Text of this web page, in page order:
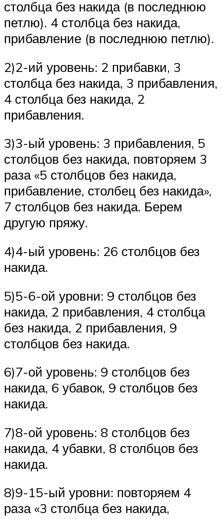
столбца без накида (в последнюю
петлю). 4 столбца без накида,
прибавление (в последнюю петлю).
2)2-ий уровень: 2 прибавки, 3
столбца без накида, 3 прибавления,
4 столбца без накида, 2
прибавления.
3)3-ый уровень: 3 прибавления, 5
столбцов без накида, повторяем 3
раза «5 столбцов без накида,
прибавление, столбец без накида»,
7 столбцов без накида. Берем
другую пряжу.
4)4-ый уровень: 26 столбцов без
накида.
5)5-6-ой уровни: 9 столбцов без
накида, 2 прибавления, 4 столбца
без накида, 2 прибавления, 9
столбцов без накида.
6)7-ой уровень: 9 столбцов без
накида, 6 убавок, 9 столбцов без
накида.
7)8-ой уровень: 8 столбцов без
накида, 4 убавки, 8 столбцов без
накида.
8)9-15-ый уровни: повторяем 4
раза «3 столбца без накида,